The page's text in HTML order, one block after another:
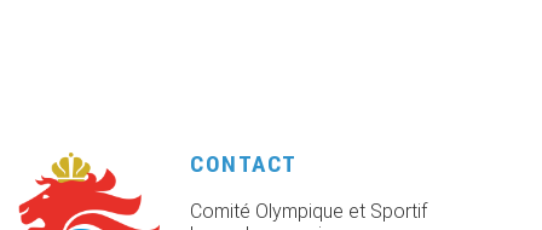
CONTACT
Comité Olympique et Sportif